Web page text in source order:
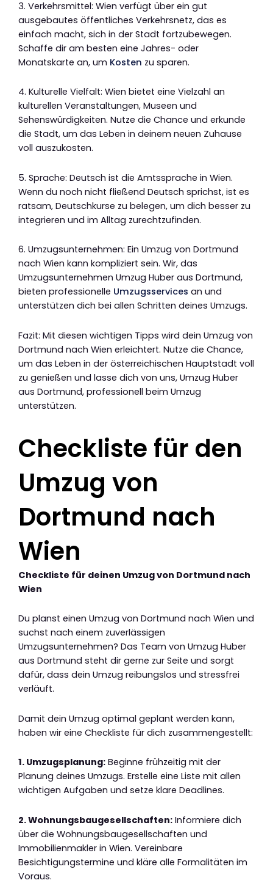
3. Verkehrsmittel: Wien verfügt über ein gut
ausgebautes öffentliches Verkehrsnetz, das es
einfach macht, sich in der Stadt fortzubewegen.
Schaffe dir am besten eine Jahres- oder
Monatskarte an, um Kosten zu sparen.
4. Kulturelle Vielfalt: Wien bietet eine Vielzahl an
kulturellen Veranstaltungen, Museen und
Sehenswürdigkeiten. Nutze die Chance und erkunde
die Stadt, um das Leben in deinem neuen Zuhause
voll auszukosten.
5. Sprache: Deutsch ist die Amtssprache in Wien.
Wenn du noch nicht fließend Deutsch sprichst, ist es
ratsam, Deutschkurse zu belegen, um dich besser zu
integrieren und im Alltag zurechtzufinden.
6. Umzugsunternehmen: Ein Umzug von Dortmund
nach Wien kann kompliziert sein. Wir, das
Umzugsunternehmen Umzug Huber aus Dortmund,
bieten professionelle Umzugsservices an und
unterstützen dich bei allen Schritten deines Umzugs.
Fazit: Mit diesen wichtigen Tipps wird dein Umzug von
Dortmund nach Wien erleichtert. Nutze die Chance,
um das Leben in der österreichischen Hauptstadt voll
zu genießen und lasse dich von uns, Umzug Huber
aus Dortmund, professionell beim Umzug
unterstützen.
Checkliste für den
Umzug von
Dortmund nach
Wien
Checkliste für deinen Umzug von Dortmund nach
Wien
Du planst einen Umzug von Dortmund nach Wien und
suchst nach einem zuverlässigen
Umzugsunternehmen? Das Team von Umzug Huber
aus Dortmund steht dir gerne zur Seite und sorgt
dafür, dass dein Umzug reibungslos und stressfrei
verläuft.
Damit dein Umzug optimal geplant werden kann,
haben wir eine Checkliste für dich zusammengestellt:
1. Umzugsplanung: Beginne frühzeitig mit der
Planung deines Umzugs. Erstelle eine Liste mit allen
wichtigen Aufgaben und setze klare Deadlines.
2. Wohnungsbaugesellschaften: Informiere dich
über die Wohnungsbaugesellschaften und
Immobilienmakler in Wien. Vereinbare
Besichtigungstermine und kläre alle Formalitäten im
Voraus.